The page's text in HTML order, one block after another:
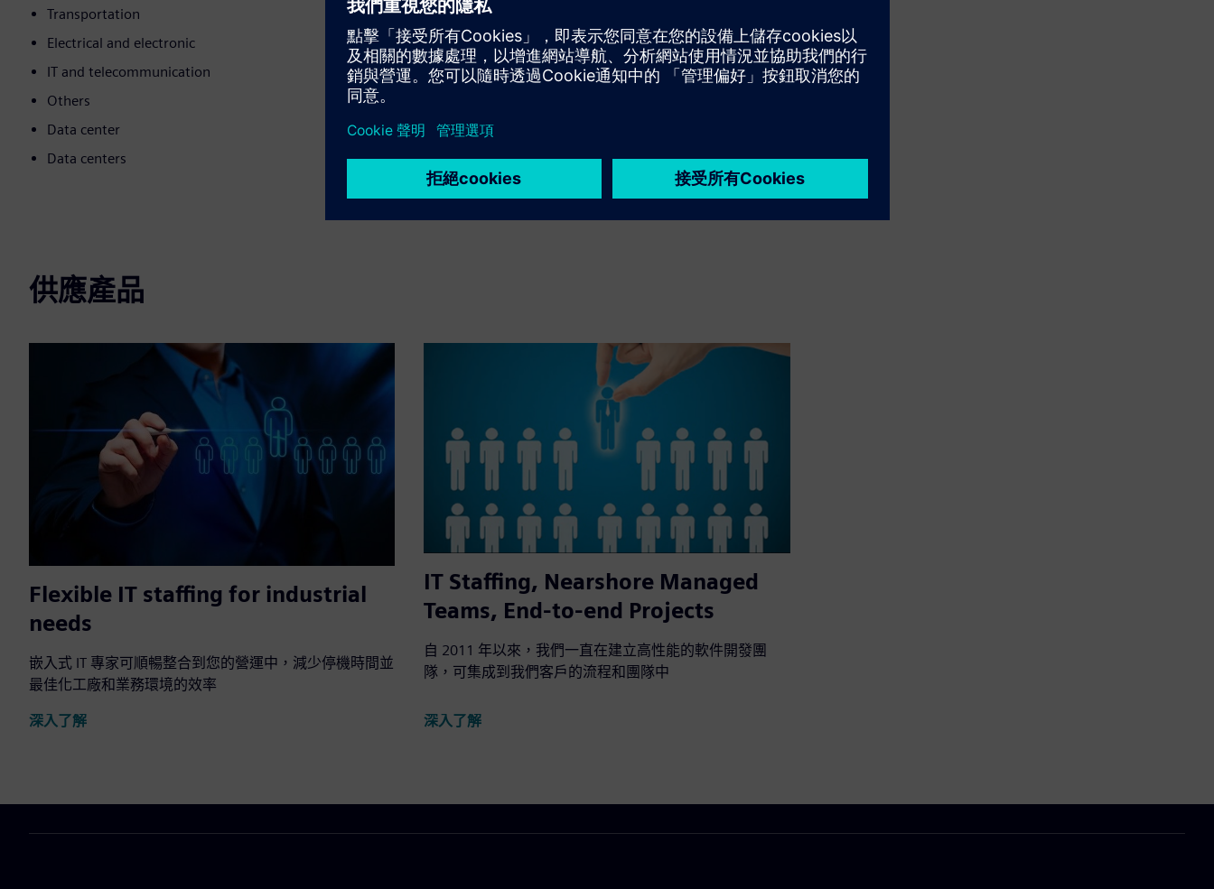
Transportation
Electrical and electronic
IT and telecommunication
Others
Data center
Data centers
Service
針對西門子 Xcelerator 產品/解決方案提供服務，協助客戶
實施、整合、操作或維護該產品/解決方案
供應產品
Flexible IT staffing for industrial
needs
嵌入式 IT 專家可順暢整合到您的營運中，減少停機時間並
最佳化工廠和業務環境的效率
深入了解
IT Staffing, Nearshore Managed
Teams, End-to-end Projects
自 2011 年以來，我們一直在建立高性能的軟件開發團
隊，可集成到我們客戶的流程和團隊中
深入了解